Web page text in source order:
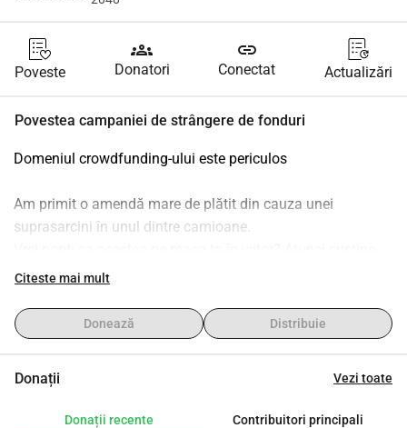
Poveste
groups
Donatori
link
Conectat Actualizări
Povestea campaniei de strângere de fonduri
Domeniul crowdfunding-ului este periculos
Am primit o amendă mare de plătit din cauza unei
suprasarcini în unul dintre camioane.
ne cu o mică donație.
Pe drumul de întoarcere pentru a returna generatorul, am
fost opriți pentru a cântări camionul nostru, rezultatul a
pentru deppanaj.
Citeste mai mult
Donează Distribuie
Donații Vezi toate
Donații recente Contribuitori principali